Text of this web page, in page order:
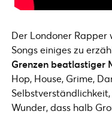
Der Londoner Rapper
Songs einiges zu
Grenzen beatlastiger
Hop, House, Grime,
Wunder, dass halb